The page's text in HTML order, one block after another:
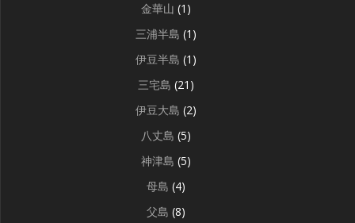
金華山 (1)
三浦半島 (1)
伊豆半島 (1)
三宅島 (21)
伊豆大島 (2)
八丈島 (5)
神津島 (5)
母島 (4)
父島 (8)